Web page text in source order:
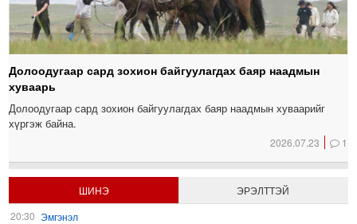
Долоодугаар сард зохион байгуулагдах баяр наадмын
хуваарь
Долоодугаар сард зохион байгуулагдах баяр наадмын хуваарийг
хүргэж байна.
2026.07.23 1
ШИНЭ
ЭРЭЛТТЭЙ
20:30 Эмгэнэл